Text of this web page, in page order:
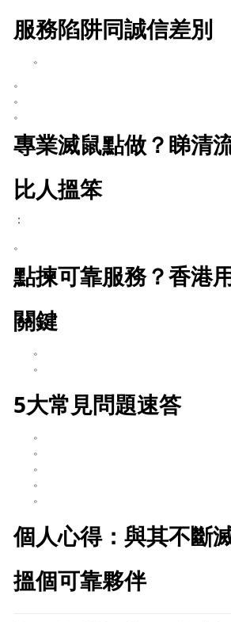
服務陷阱同誠信差別
。
。
。
。
專業滅鼠點做？睇清
比人搵笨
：
。
點揀可靠服務？香港
關鍵
。
。
5大常見問題速答
。
。
。
。
。
個人心得：與其不斷
搵個可靠夥伴